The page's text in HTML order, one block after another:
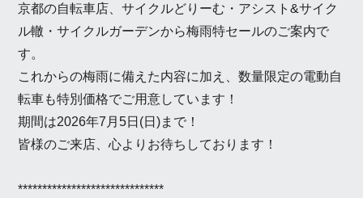
京都の自転車店、サイクルどりーむ・アシスト&サイク
ル轍・サイクルガーデンから梅雨特セールのご案内で
す。
これからの梅雨に備えた内容に加え、数量限定の電動自
転車も特別価格でご用意しています！
期間は2026年7月5日(日)まで！
皆様のご来店、心よりお待ちしております！
******************************